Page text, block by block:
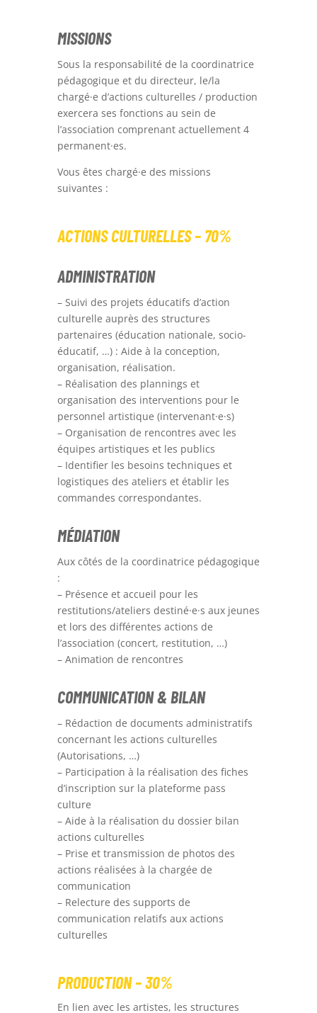
MISSIONS
Sous la responsabilité de la coordinatrice
pédagogique et du directeur, le/la
chargé·e d’actions culturelles / production
exercera ses fonctions au sein de
l’association comprenant actuellement 4
permanent·es.
Vous êtes chargé·e des missions
suivantes :
ACTIONS CULTURELLES – 70%
ADMINISTRATION
– Suivi des projets éducatifs d’action
culturelle auprès des structures
partenaires (éducation nationale, socio-
éducatif, …) : Aide à la conception,
organisation, réalisation.
– Réalisation des plannings et
organisation des interventions pour le
personnel artistique (intervenant·e·s)
– Organisation de rencontres avec les
équipes artistiques et les publics
– Identifier les besoins techniques et
logistiques des ateliers et établir les
commandes correspondantes.
MÉDIATION
Aux côtés de la coordinatrice pédagogique
:
– Présence et accueil pour les
restitutions/ateliers destiné·e·s aux jeunes
et lors des différentes actions de
l’association (concert, restitution, …)
– Animation de rencontres
COMMUNICATION & BILAN
– Rédaction de documents administratifs
concernant les actions culturelles
(Autorisations, …)
– Participation à la réalisation des fiches
d’inscription sur la plateforme pass
culture
– Aide à la réalisation du dossier bilan
actions culturelles
– Prise et transmission de photos des
actions réalisées à la chargée de
communication
– Relecture des supports de
communication relatifs aux actions
culturelles
PRODUCTION – 30%
En lien avec les artistes, les structures